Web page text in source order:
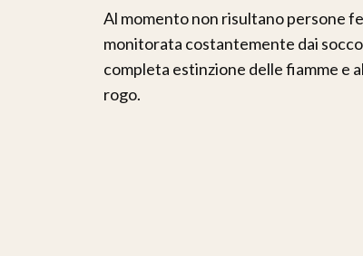
Al momento non risultano persone
monitorata costantemente dai
completa estinzione delle fiamme e
rogo.